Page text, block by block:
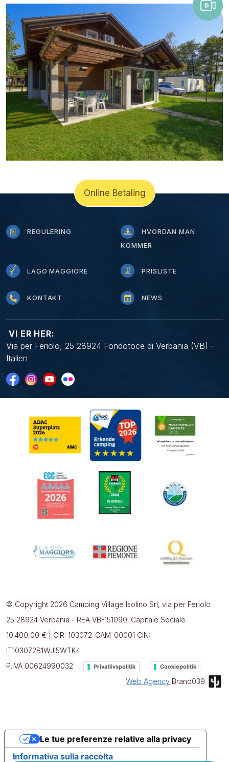
REGULERING
HVORDAN MAN
KOMMER
LAGO MAGGIORE PRISLISTE
KONTAKT NEWS
VI ER HER:
Via per Feriolo, 25 28924 Fondotoce di Verbania (VB) -
Italien
Online Betaling
© Copyright 2026 Camping Village Isolino Srl, via per Feriolo
25 28924 Verbania - REA VB-151090; Capitale Sociale
10.400,00 € | CIR: 103072-CAM-00001 CIN:
IT103072B1WJI5WTK4
P.IVA 00624990032
Privatlivspolitik Cookiepolitik
Web Agency Brand039
Informativa sulla raccolta
Le tue preferenze relative alla privacy